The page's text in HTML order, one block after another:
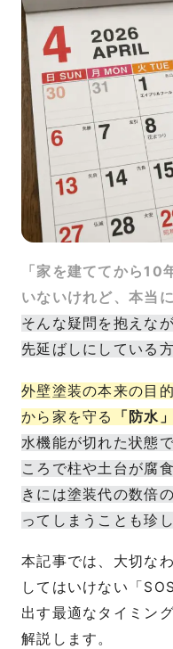
「家を建ててから10
いないけれど、本当
そんな疑問を抱えな
先延ばしにしている
外壁塗装の本来の目
から家を守る
「防水」
水機能が切れた状態
ころで柱や土台が腐
きには塗装代の数倍
ってしまうことも珍
本記事では、大切な
してはいけない「
出す最適なタイミン
解説します。